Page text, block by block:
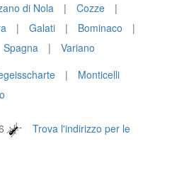
di Nola | Cozze
|
| Galati | Bominaco
|
Spagna |
Variano
|
Monticelli
Trova l'indirizzo per le